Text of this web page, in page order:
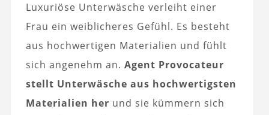
Luxuriöse Unterwäsche verleiht einer
Frau ein weiblicheres Gefühl. Es besteht
aus hochwertigen Materialien und fühlt
sich angenehm an. Agent Provocateur
stellt Unterwäsche aus hochwertigsten
Materialien her und sie kümmern sich